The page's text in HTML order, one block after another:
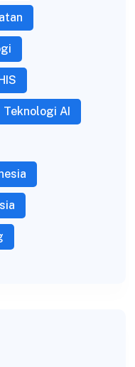
Teknologi AI